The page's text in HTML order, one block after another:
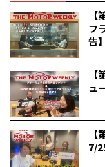
フ
告】
ュ
7/